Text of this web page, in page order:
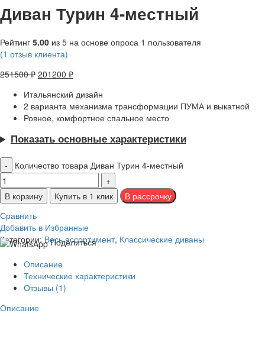
Диван Турин 4-местный
Рейтинг 5.00 из 5 на основе опроса 1 пользователя
(1 отзыв клиента)
251500₽ 201200 ₽
Итальянский дизайн
2 варианта механизма трансформации ПУМА и выкатной
Ровное, комфортное спальное место
Показать основные характеристики
Количество товара Диван Турин 4-местный
В корзину
Купить в 1 клик
Сравнить
Добавить в Избранные
Категории: Весь ассортимент, Классические диваны
Поделиться
Описание
Технические характеристики
Отзывы (1)
Описание